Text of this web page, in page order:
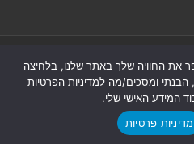
גן-גבעתיים
פרטיות
את החוויה שלך באתר שלנו, בלחיצה
ומסכים/מה למדיניות הפרטיות
המידע האישי שלי.
מדיניות פרטיות